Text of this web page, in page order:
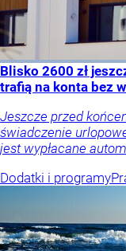
Blisko 2600 zł
trafią na konta bez
Jeszcze przed
świadczenie
jest wypłacane
Dodatki i programy